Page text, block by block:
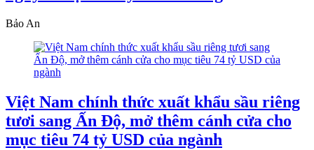
Bảo An
Việt Nam chính thức xuất khẩu sầu riêng
tươi sang Ấn Độ, mở thêm cánh cửa cho
mục tiêu 74 tỷ USD của ngành